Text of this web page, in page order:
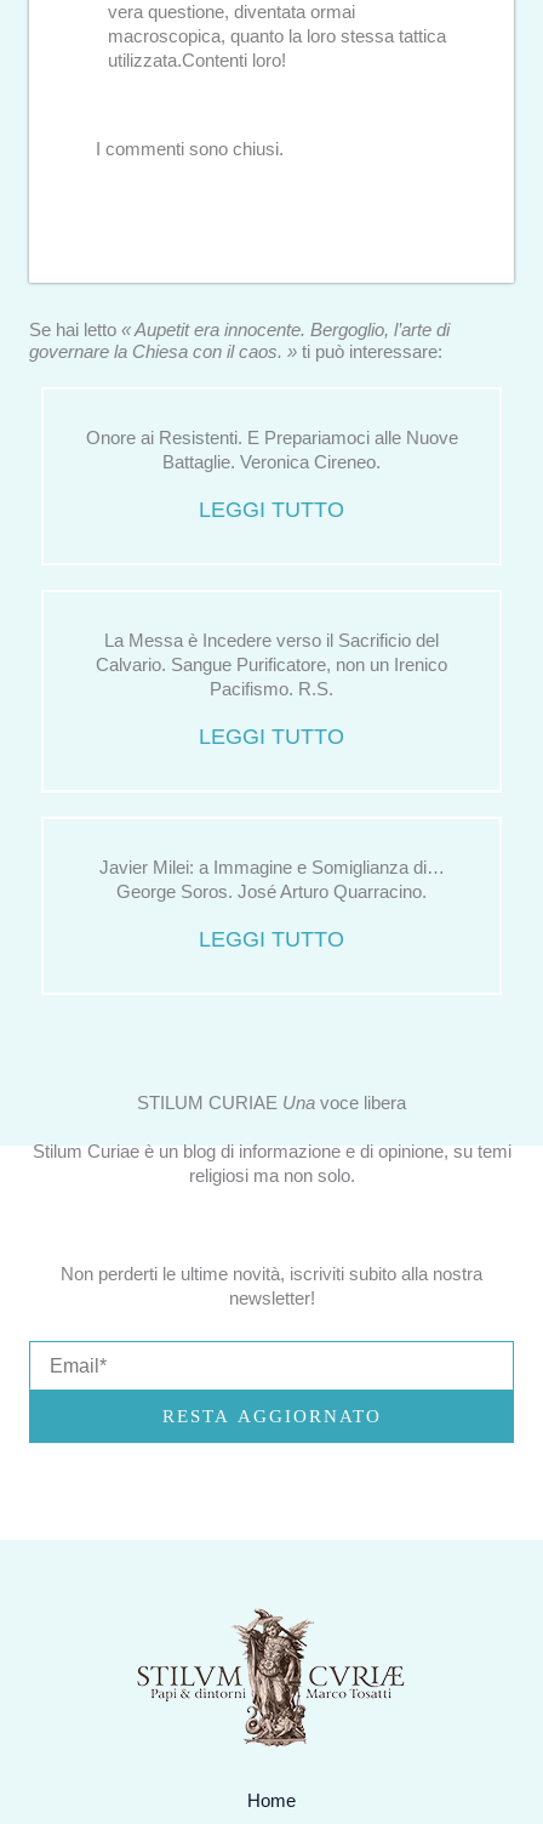
vera questione, diventata ormai
macroscopica, quanto la loro stessa tattica
utilizzata.Contenti loro!
I commenti sono chiusi.
Se hai letto « Aupetit era innocente. Bergoglio, l’arte di
governare la Chiesa con il caos. » ti può interessare:
Onore ai Resistenti. E Prepariamoci alle Nuove
Battaglie. Veronica Cireneo.
LEGGI TUTTO
La Messa è Incedere verso il Sacrificio del
Calvario. Sangue Purificatore, non un Irenico
Pacifismo. R.S.
LEGGI TUTTO
Javier Milei: a Immagine e Somiglianza di…
George Soros. José Arturo Quarracino.
LEGGI TUTTO
STILUM CURIAE Una voce libera
Stilum Curiae è un blog di informazione e di opinione, su temi
religiosi ma non solo.
Non perderti le ultime novità, iscriviti subito alla nostra
newsletter!
RESTA AGGIORNATO
Home